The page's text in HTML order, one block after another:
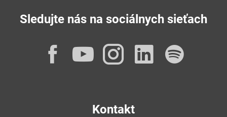
Sledujte nás na sociálnych sieťach
Facebook
YouTube
Instagram
Kontakt